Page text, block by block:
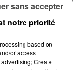
: LES
notre priorité
based on
or access
Create
sans accepter